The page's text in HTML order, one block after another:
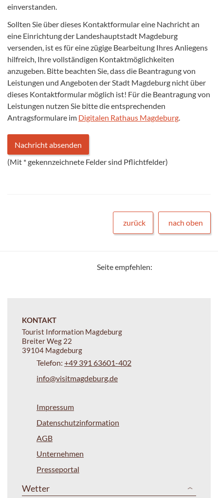
einverstanden.
Sollten Sie über dieses Kontaktformular eine Nachricht an
eine Einrichtung der Landeshauptstadt Magdeburg
versenden, ist es für eine zügige Bearbeitung Ihres Anliegens
hilfreich, Ihre vollständigen Kontaktmöglichkeiten
anzugeben. Bitte beachten Sie, dass die Beantragung von
Leistungen und Angeboten der Stadt Magdeburg nicht über
dieses Kontaktformular möglich ist! Für die Beantragung von
Leistungen nutzen Sie bitte die entsprechenden
Antragsformulare im Digitalen Rathaus Magdeburg.
(Mit *gekennzeichnete Felder sind Pflichtfelder)
zurück nach oben
Seite empfehlen:
KONTAKT
Tourist Information Magdeburg
Breiter Weg 22
39104 Magdeburg
Telefon: +49 391 63601-402
info@visitmagdeburg.de
Impressum
Datenschutzinformation
AGB
Unternehmen
Presseportal
Wetter